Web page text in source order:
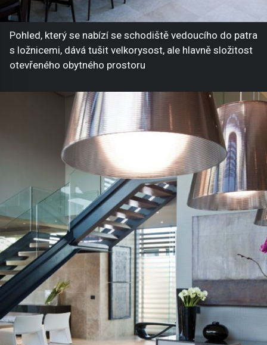
Pohled, který se nabízí se schodiště vedoucího do patra
s ložnicemi, dává tušit velkorysost, ale hlavně složitost
otevřeného obytného prostoru